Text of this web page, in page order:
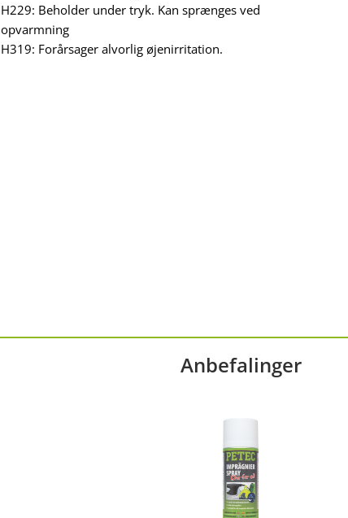
H229: Beholder under tryk. Kan sprænges ved
opvarmning
H319: Forårsager alvorlig øjenirritation.
Anbefalinger